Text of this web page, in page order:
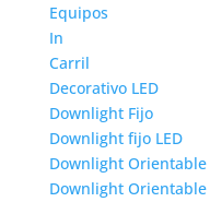
Equipos
In
Carril
Decorativo LED
Downlight Fijo
Downlight fijo LED
Downlight Orientable
Downlight Orientable